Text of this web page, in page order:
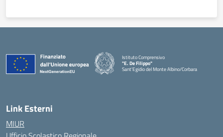
Istituto Comprensivo
"E. De Filippo"
Sant'Egidio del Monte Albino/Corbara
Link Esterni
MIUR